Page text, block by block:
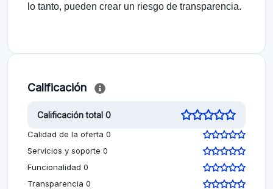
lo tanto, pueden crear un riesgo de transparencia.
Calificación
Calificación total 0
Calidad de la oferta 0
Servicios y soporte 0
Funcionalidad 0
Transparencia 0